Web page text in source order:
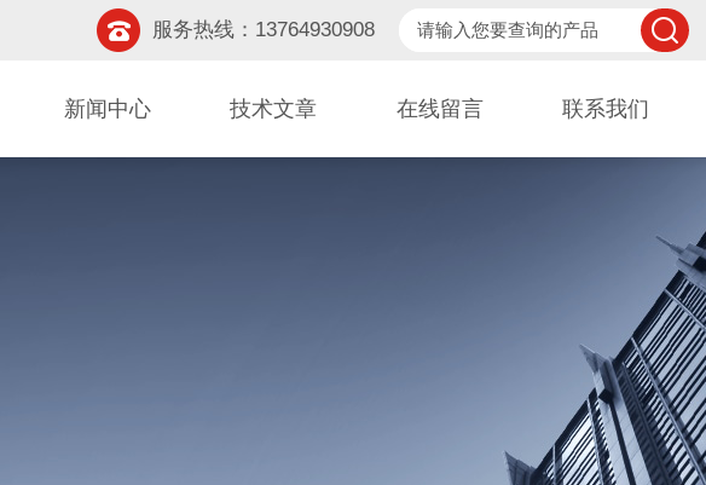
服务热线：13764930908
新闻中心 技术文章 在线留言 联系我们